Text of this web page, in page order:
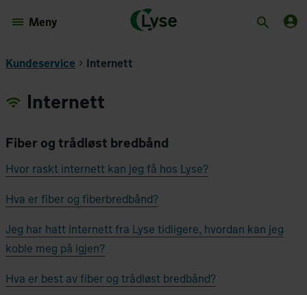
Meny
Kundeservice Internett
Internett
Fiber og trådløst bredbånd
Hvor raskt internett kan jeg få hos Lyse?
Hva er fiber og fiberbredbånd?
Jeg har hatt internett fra Lyse tidligere, hvordan kan jeg
koble meg på igjen?
Hva er best av fiber og trådløst bredbånd?